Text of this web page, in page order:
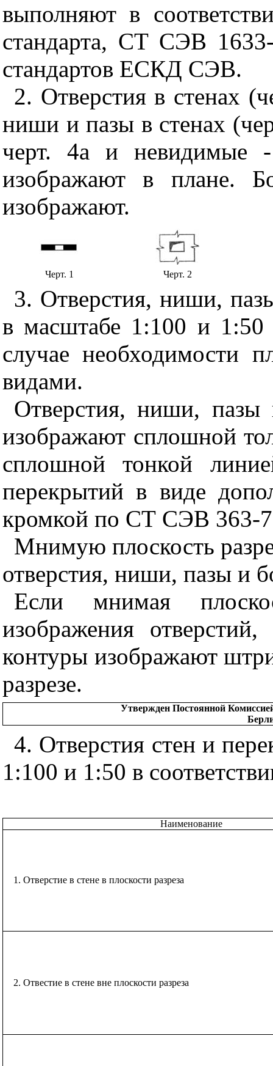
выполняют в
стандарта, СТ СЭВ
стандартов ЕСКД СЭВ.
2. Отверстия в стенах
ниши и пазы в стенах
черт. 4а и невидимые
изображают в плане.
изображают.
Черт. 1 Черт. 2
3. Отверстия, ниши,
в масштабе 1:100 и 1:50
случае необходимости
видами.
Отверстия, ниши,
изображают сплошной
сплошной тонкой
перекрытий в виде
кромкой по СТ СЭВ 363-
Мнимую плоскость
отверстия, ниши, пазы и
Если мнимая
изображения
контуры изображают
разрезе.
Утвержден Постоянной
4. Отверстия стен и
1:100 и 1:50 в
Наименование
1. Отверстие в стене в плоскости разреза
2. Отвестие в стене вне плоскости разреза